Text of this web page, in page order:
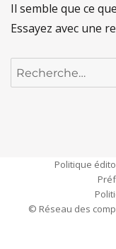
Il semble que ce
Essayez avec une
Recherche
pour :
Politique
© Réseau des